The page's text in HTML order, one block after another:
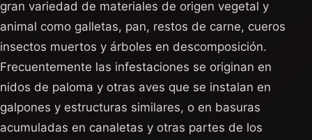
gran variedad de materiales de origen vegetal y
animal como galletas, pan, restos de carne, cueros
insectos muertos y árboles en descomposición.
Frecuentemente las infestaciones se originan en
nidos de paloma y otras aves que se instalan en
galpones y estructuras similares, o en basuras
acumuladas en canaletas y otras partes de los